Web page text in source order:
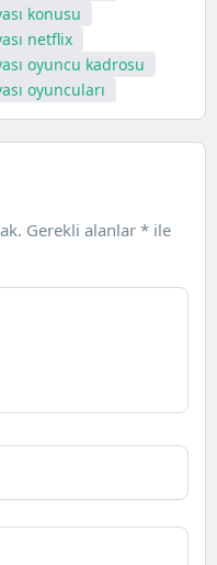
konusu
netflix
oyuncu kadrosu
oyuncuları
Gerekli alanlar * ile